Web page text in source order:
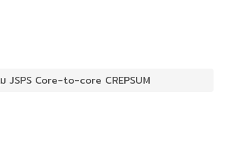
JSPS Core-to-core CREPSUM